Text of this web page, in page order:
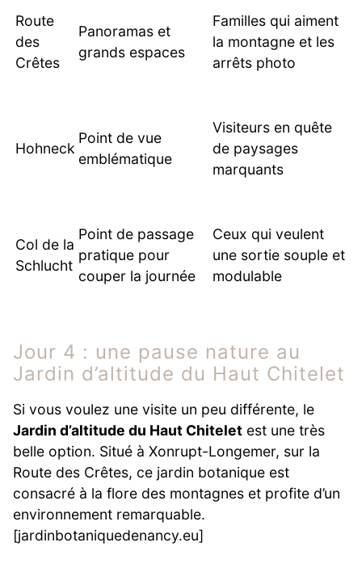
Route
des
Crêtes
Panoramas et
grands espaces
Familles qui aiment
la montagne et les
arrêts photo
Hohneck
Point de vue
emblématique
Visiteurs en quête
de paysages
marquants
Col de la
Schlucht
Point de passage
pratique pour
couper la journée
Ceux qui veulent
une sortie souple et
modulable
Jour 4 : une pause nature au
Jardin d’altitude du Haut Chitelet
Si vous voulez une visite un peu différente, le
Jardin d’altitude du Haut Chitelet est une très
belle option. Situé à Xonrupt-Longemer, sur la
Route des Crêtes, ce jardin botanique est
consacré à la flore des montagnes et profite d’un
environnement remarquable.
[jardinbotaniquedenancy.eu]